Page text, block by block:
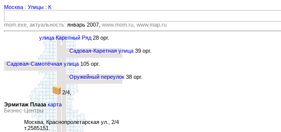
Москва : Улицы : К
mom.exe, актуальность: январь 2007, www.mom.ru, www.map.ru
улица Каретный Ряд 28 орг.
Садовая-Каретная улица 39 орг.
Садовая-Самотёчная улица105 орг.
Оружейный переулок 38 орг.
2/4,
Эрмитаж Плаза карта
Бизнес-Центры
Москва, Краснопролетарская ул., 2/4
т.2585151